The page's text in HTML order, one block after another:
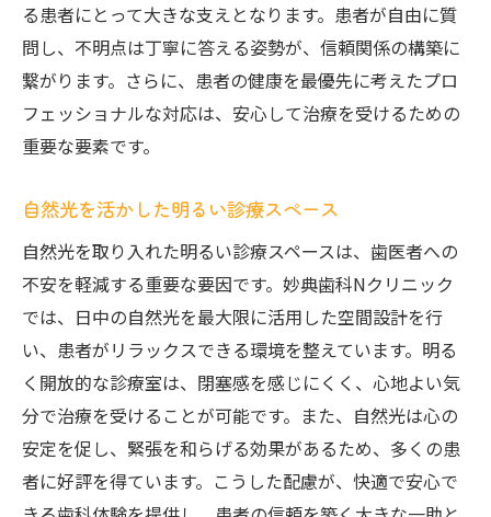
る患者にとって大きな支えとなります。患者が自由に質
問し、不明点は丁寧に答える姿勢が、信頼関係の構築に
繋がります。さらに、患者の健康を最優先に考えたプロ
フェッショナルな対応は、安心して治療を受けるための
重要な要素です。
自然光を活かした明るい診療スペース
自然光を取り入れた明るい診療スペースは、歯医者への
不安を軽減する重要な要因です。妙典歯科Nクリニック
では、日中の自然光を最大限に活用した空間設計を行
い、患者がリラックスできる環境を整えています。明る
く開放的な診療室は、閉塞感を感じにくく、心地よい気
分で治療を受けることが可能です。また、自然光は心の
安定を促し、緊張を和らげる効果があるため、多くの患
者に好評を得ています。こうした配慮が、快適で安心で